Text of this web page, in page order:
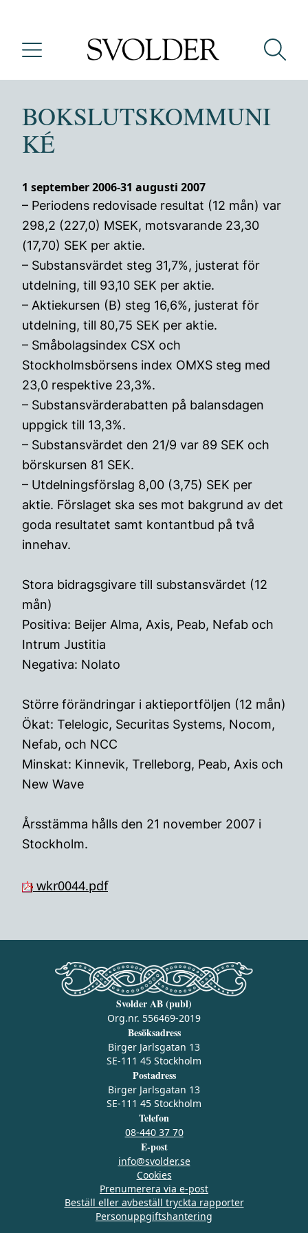
BOKSLUTSKOMMUNI
KÉ
1 september 2006-31 augusti 2007
– Periodens redovisade resultat (12 mån) var
298,2 (227,0) MSEK, motsvarande 23,30
(17,70) SEK per aktie.
– Substansvärdet steg 31,7%, justerat för
utdelning, till 93,10 SEK per aktie.
– Aktiekursen (B) steg 16,6%, justerat för
utdelning, till 80,75 SEK per aktie.
– Småbolagsindex CSX och
Stockholmsbörsens index OMXS steg med
23,0 respektive 23,3%.
– Substansvärderabatten på balansdagen
uppgick till 13,3%.
– Substansvärdet den 21/9 var 89 SEK och
börskursen 81 SEK.
– Utdelningsförslag 8,00 (3,75) SEK per
aktie. Förslaget ska ses mot bakgrund av det
goda resultatet samt kontantbud på två
innehav.
Stora bidragsgivare till substansvärdet (12
mån)
Positiva: Beijer Alma, Axis, Peab, Nefab och
Intrum Justitia
Negativa: Nolato
Större förändringar i aktieportföljen (12 mån)
Ökat: Telelogic, Securitas Systems, Nocom,
Nefab, och NCC
Minskat: Kinnevik, Trelleborg, Peab, Axis och
New Wave
Årsstämma hålls den 21 november 2007 i
Stockholm.
wkr0044.pdf
Svolder AB (publ)
Org.nr. 556469-2019
Besöksadress
Birger Jarlsgatan 13
SE-111 45 Stockholm
Postadress
Birger Jarlsgatan 13
SE-111 45 Stockholm
Telefon
08-440 37 70
E-post
info@svolder.se
Cookies
Prenumerera via e‑post
Beställ eller avbeställ tryckta rapporter
Personuppgiftshantering